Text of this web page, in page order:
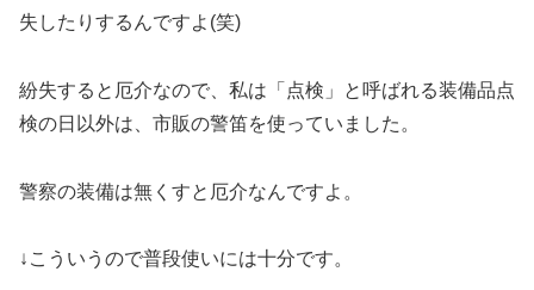
失したりするんですよ(笑)
紛失すると厄介なので、私は「点検」と呼ばれる装備品点
検の日以外は、市販の警笛を使っていました。
警察の装備は無くすと厄介なんですよ。
↓こういうので普段使いには十分です。